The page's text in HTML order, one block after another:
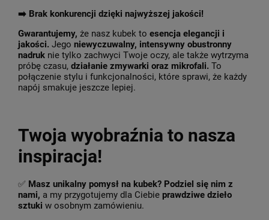
➡️ Brak konkurencji dzięki najwyższej jakości!
Gwarantujemy, że nasz kubek to esencja elegancji i
jakości. Jego niewyczuwalny, intensywny obustronny
nadruk nie tylko zachwyci Twoje oczy, ale także wytrzyma
próbę czasu, działanie zmywarki oraz mikrofali. To
połączenie stylu i funkcjonalności, które sprawi, że każdy
napój smakuje jeszcze lepiej.
Twoja wyobraźnia to nasza
inspiracja!
✅ Masz unikalny pomysł na kubek? Podziel się nim z
nami, a my przygotujemy dla Ciebie prawdziwe dzieło
sztuki w osobnym zamówieniu.